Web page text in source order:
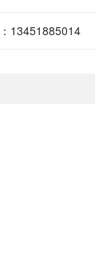
13451885014